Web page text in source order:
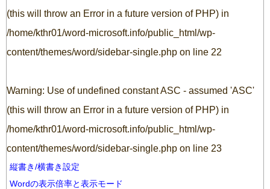
(this will throw an Error in a future version of PHP) in
/home/kthr01/word-microsoft.info/public_html/wp-
content/themes/word/sidebar-single.php on line 22
Warning: Use of undefined constant ASC - assumed 'ASC'
(this will throw an Error in a future version of PHP) in
/home/kthr01/word-microsoft.info/public_html/wp-
content/themes/word/sidebar-single.php on line 23
縦書き/横書き設定
Wordの表示倍率と表示モード